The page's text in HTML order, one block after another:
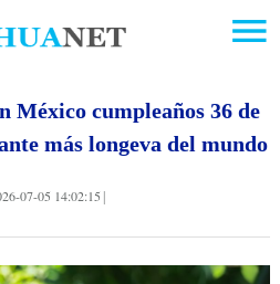
México cumpleaños 36 de
más longeva del mundo
07-05 14:02:15